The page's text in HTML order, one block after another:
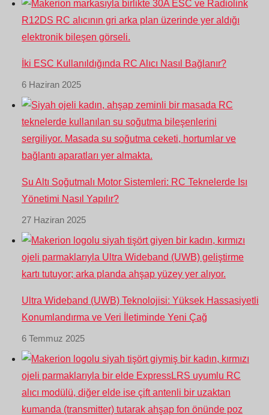
İki ESC Kullanıldığında RC Alıcı Nasıl Bağlanır?
6 Haziran 2025
Su Altı Soğutmalı Motor Sistemleri: RC Teknelerde Isı
Yönetimi Nasıl Yapılır?
27 Haziran 2025
Ultra Wideband (UWB) Teknolojisi: Yüksek Hassasiyetli
Konumlandırma ve Veri İletiminde Yeni Çağ
6 Temmuz 2025